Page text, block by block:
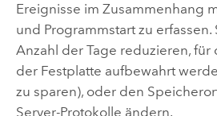
Ereignisse im Zusammenhang
und Programmstart zu
Anzahl der Tage reduzieren, für
der Festplatte aufbewahrt
zu sparen), oder den
Server-Protokolle ändern.